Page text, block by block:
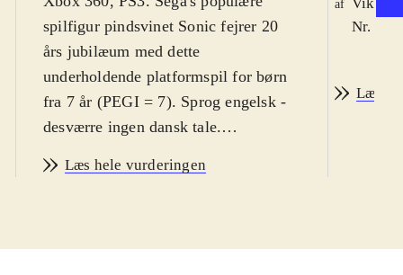
spilfigur pindsvinet Sonic fejrer 20
års jubilæum med dette
underholdende platformspil for børn
fra 7 år (PEGI = 7). Sprog engelsk -
desværre ingen dansk tale.
genren.
de bedste baner fra tidligere Sonic-
Læs hele vurderingen
af
Nr.
Læs